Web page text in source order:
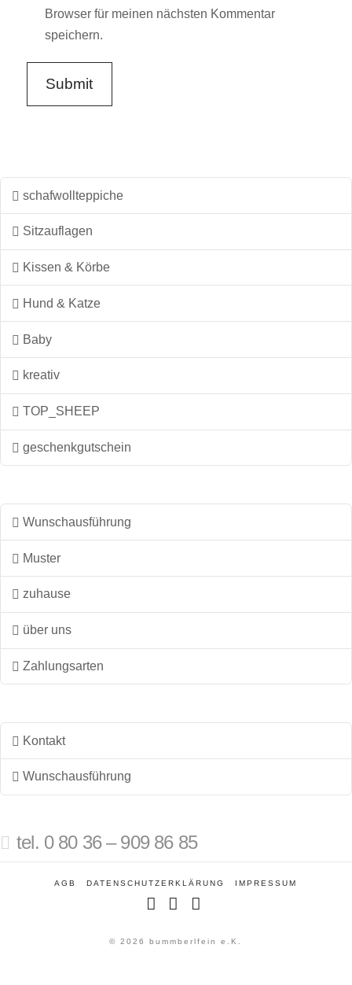
Browser für meinen nächsten Kommentar
speichern.
schafwollteppiche
Sitzauflagen
Kissen & Körbe
Hund & Katze
Baby
kreativ
TOP_SHEEP
geschenkgutschein
Wunschausführung
Muster
zuhause
über uns
Zahlungsarten
Kontakt
Wunschausführung
tel. 0 80 36 – 909 86 85
AGB DATENSCHUTZERKLÄRUNG IMPRESSUM
© 2026 bummberlfein e.K.